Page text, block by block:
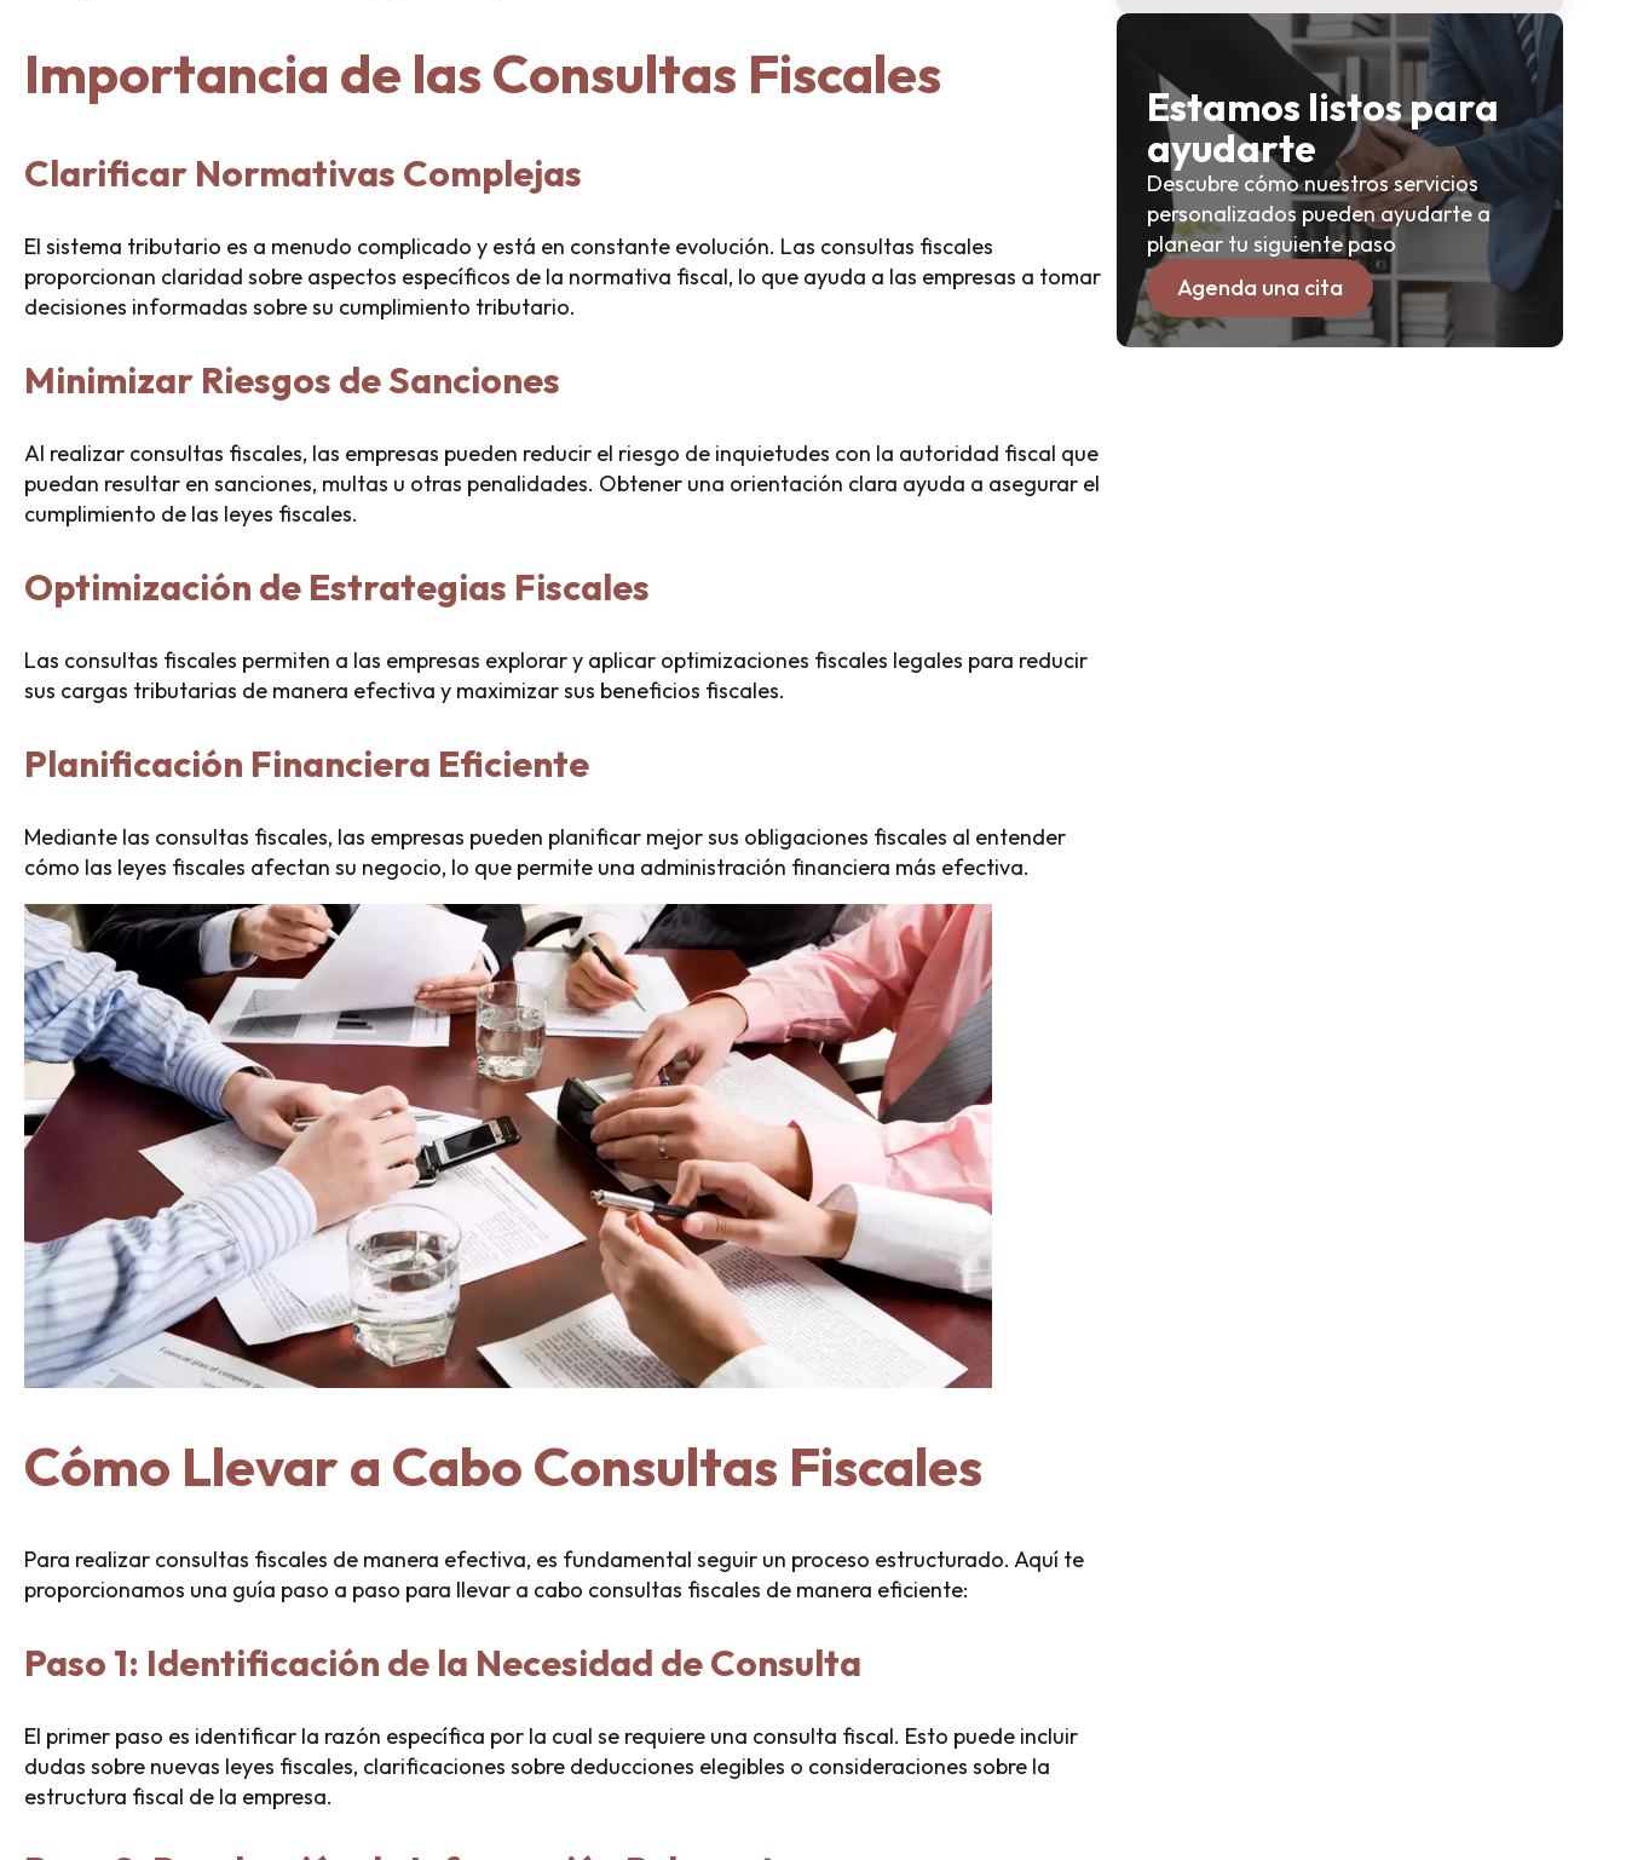
Importancia de las Consultas Fiscales
Clarificar Normativas Complejas
El sistema tributario es a menudo complicado y está en constante evolución. Las consultas fiscales
proporcionan claridad sobre aspectos específicos de la normativa fiscal, lo que ayuda a las empresas a tomar
decisiones informadas sobre su cumplimiento tributario.
Minimizar Riesgos de Sanciones
Al realizar consultas fiscales, las empresas pueden reducir el riesgo de inquietudes con la autoridad fiscal que
puedan resultar en sanciones, multas u otras penalidades. Obtener una orientación clara ayuda a asegurar el
cumplimiento de las leyes fiscales.
Optimización de Estrategias Fiscales
Las consultas fiscales permiten a las empresas explorar y aplicar optimizaciones fiscales legales para reducir
sus cargas tributarias de manera efectiva y maximizar sus beneficios fiscales.
Planificación Financiera Eficiente
Mediante las consultas fiscales, las empresas pueden planificar mejor sus obligaciones fiscales al entender
cómo las leyes fiscales afectan su negocio, lo que permite una administración financiera más efectiva.
Cómo Llevar a Cabo Consultas Fiscales
Para realizar consultas fiscales de manera efectiva, es fundamental seguir un proceso estructurado. Aquí te
proporcionamos una guía paso a paso para llevar a cabo consultas fiscales de manera eficiente:
Paso 1: Identificación de la Necesidad de Consulta
El primer paso es identificar la razón específica por la cual se requiere una consulta fiscal. Esto puede incluir
dudas sobre nuevas leyes fiscales, clarificaciones sobre deducciones elegibles o consideraciones sobre la
estructura fiscal de la empresa.
Estamos listos para
ayudarte
Descubre cómo nuestros servicios
personalizados pueden ayudarte a
planear tu siguiente paso
Agenda una cita